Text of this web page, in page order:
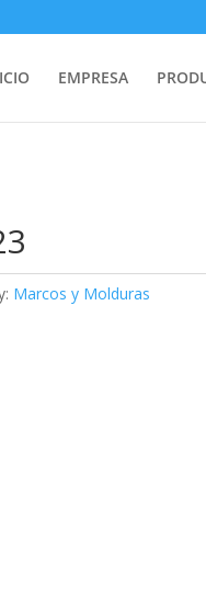
EMPRESA
Marcos y Molduras